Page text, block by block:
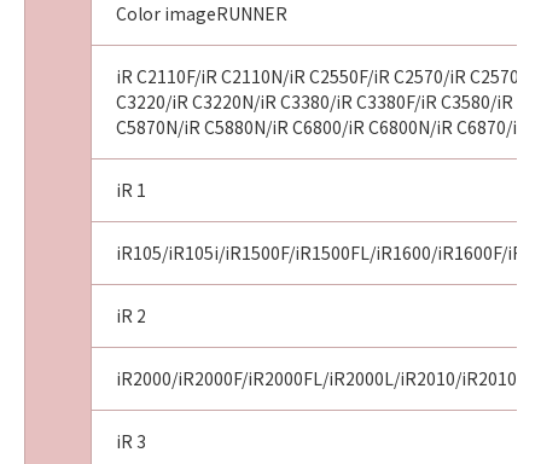
Color imageRUNNER
iR C2110F/iR C2110N/iR C2550F/iR C2570/iR
C3220/iR C3220N/iR C3380/iR C3380F/iR C3580/iR
C5870N/iR C5880N/iR C6800/iR C6800N/iR C6870/iR
iR 1
iR105/iR105i/iR1500F/iR1500FL/iR1600/iR1600F/
iR 2
iR2000/iR2000F/iR2000FL/iR2000L/iR2010/
iR 3